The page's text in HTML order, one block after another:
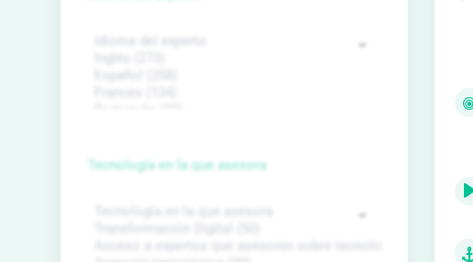
Tecnología en la que asesora